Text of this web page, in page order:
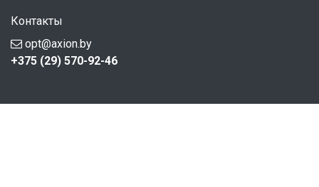
Контакты
opt@axion.by
+375 (29) 570-92-46